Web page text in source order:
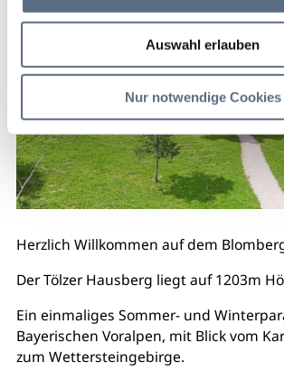
Auswahl erlauben
Nur notwendige Cookies
Herzlich Willkommen auf dem
Der Tölzer Hausberg liegt auf 1203m
Ein einmaliges Sommer- und
Bayerischen Voralpen, mit Blick vom
zum Wettersteingebirge.